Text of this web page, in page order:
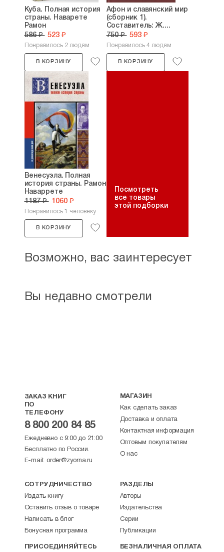
Куба. Полная история
страны. Наварете
Рамон
586 ₽ 523 ₽
Понравилось 2 людям
В КОРЗИНУ
Афон и славянский мир
(сборник 1).
Составитель: Ж....
750 ₽ 593 ₽
Понравилось 4 людям
В КОРЗИНУ
Венесуэла. Полная
история страны. Рамон
Наваррете
1187 ₽ 1060 ₽
Понравилось 1 человеку
В КОРЗИНУ
Посмотреть
все товары
этой подборки
Возможно, вас заинтересует
Вы недавно смотрели
ЗАКАЗ КНИГ
ПО
ТЕЛЕФОНУ
8 800 200 84 85
Ежедневно с 9:00 до 21:00
Бесплатно по России.
E-mail: order@zyorna.ru
МАГАЗИН
Как сделать заказ
Доставка и оплата
Контактная информация
Оптовым покупателям
О нас
СОТРУДНИЧЕСТВО
Издать книгу
Оставить отзыв о товаре
Написать в блог
Бонусная программа
РАЗДЕЛЫ
Авторы
Издательства
Серии
Публикации
ПРИСОЕДИНЯЙТЕСЬ БЕЗНАЛИЧНАЯ ОПЛАТА